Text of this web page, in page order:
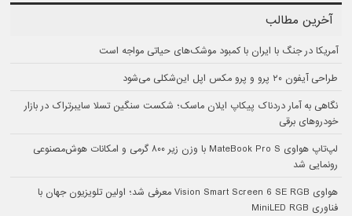
آخرین مطالب
آمریکا در جنگ با ایران با کمبود موشک‌های حیاتی مواجه است
طراحی آیفون ۲۰ پرو و پرو مکس اپل این‌شکلی می‌شود
نگاهی به آمار دردناک پیکاپ ایلان ماسک؛ شکست سنگین تسلا سایبرتراک در بازار
خودروهای برقی
لپ‌تاپ هواوی MateBook Pro S با وزن زیر ۸۰۰ گرمی و امکانات هوش‌مصنوعی
رونمایی شد
هواوی Vision Smart Screen 6 SE RGB معرفی شد؛ اولین تلویزیون جهان با
فناوری MiniLED RGB